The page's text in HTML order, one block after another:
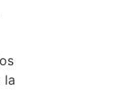
la